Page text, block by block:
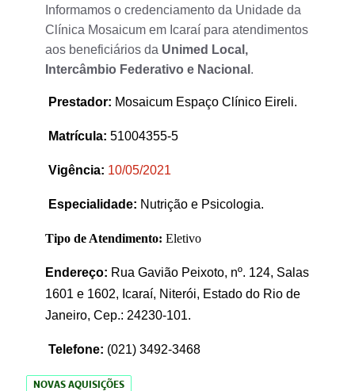
Informamos o credenciamento da Unidade da
Clínica Mosaicum em Icaraí para atendimentos
aos beneficiários da Unimed Local,
Intercâmbio Federativo e Nacional .
Prestador: Mosaicum Espaço Clínico Eireli.
Matrícula: 51004355-5
Vigência: 10/05/2021
Especialidade: Nutrição e Psicologia.
Tipo de Atendimento: Eletivo
Endereço: Rua Gavião Peixoto, nº. 124, Salas
1601 e 1602, Icaraí, Niterói, Estado do Rio de
Janeiro, Cep.: 24230-101.
Telefone: (021) 3492-3468
NOVAS AQUISIÇÕES